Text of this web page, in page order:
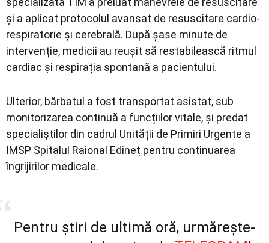
și a aplicat protocolul avansat de resuscitare cardio-
respiratorie și cerebrală. După șase minute de
intervenție, medicii au reușit să restabilească ritmul
cardiac și respirația spontană a pacientului.
Ulterior, bărbatul a fost transportat asistat, sub
monitorizarea continuă a funcțiilor vitale, și predat
specialiștilor din cadrul Unității de Primiri Urgente a
IMSP Spitalul Raional Edineț pentru continuarea
îngrijirilor medicale.
Pentru știri de ultimă oră, urmărește-